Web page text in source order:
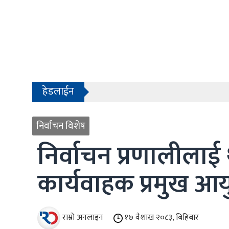
हेडलाईन
- काठमाडौंको बाँसबारीमा खुल्यो अत्याधुनिक
- देश बनाउन प्रधानमन्त्री मात्र होइन, सक्षम
2
निर्वाचन विशेष
निर्वाचन
कार्यवाहक प्रमुख
राम्रो अनलाइन १७ वैशाख २०८३, बिहिबार